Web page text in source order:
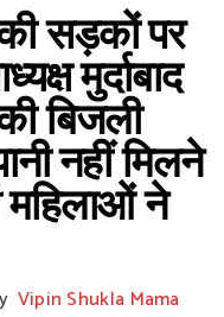
सड़कों पर
मुर्दाबाद
बिजली
नहीं मिलने
महिलाओं ने
Vipin Shukla Mama